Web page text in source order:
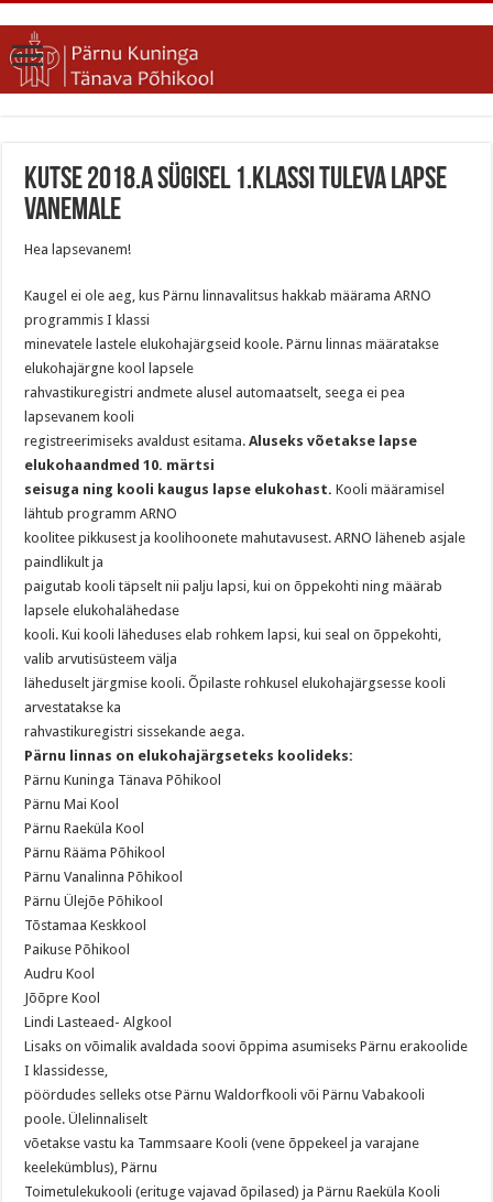
Kutse 2018.a sügisel 1.klassi tuleva lapse
vanemale
Hea lapsevanem!
Kaugel ei ole aeg, kus Pärnu linnavalitsus hakkab määrama ARNO
programmis I klassi
minevatele lastele elukohajärgseid koole. Pärnu linnas määratakse
elukohajärgne kool lapsele
rahvastikuregistri andmete alusel automaatselt, seega ei pea
lapsevanem kooli
registreerimiseks avaldust esitama.Aluseks võetakse lapse
elukohaandmed 10. märtsi
seisuga ning kooli kaugus lapse elukohast. Kooli määramisel
lähtub programm ARNO
koolitee pikkusest ja koolihoonete mahutavusest. ARNO läheneb asjale
paindlikult ja
paigutab kooli täpselt nii palju lapsi, kui on õppekohti ning määrab
lapsele elukohalähedase
kooli. Kui kooli läheduses elab rohkem lapsi, kui seal on õppekohti,
valib arvutisüsteem välja
läheduselt järgmise kooli. Õpilaste rohkusel elukohajärgsesse kooli
arvestatakse ka
rahvastikuregistri sissekande aega.
Pärnu linnas on elukohajärgseteks koolideks:
Pärnu Kuninga Tänava Põhikool
Pärnu Mai Kool
Pärnu Raeküla Kool
Pärnu Rääma Põhikool
Pärnu Vanalinna Põhikool
Pärnu Ülejõe Põhikool
Tõstamaa Keskkool
Paikuse Põhikool
Audru Kool
Jõõpre Kool
Lindi Lasteaed- Algkool
Lisaks on võimalik avaldada soovi õppima asumiseks Pärnu erakoolide
I klassidesse,
pöördudes selleks otse Pärnu Waldorfkooli või Pärnu Vabakooli
poole. Ülelinnaliselt
võetakse vastu ka Tammsaare Kooli (vene õppekeel ja varajane
keelekümblus), Pärnu
Toimetulekukooli (erituge vajavad õpilased) ja Pärnu Raeküla Kooli